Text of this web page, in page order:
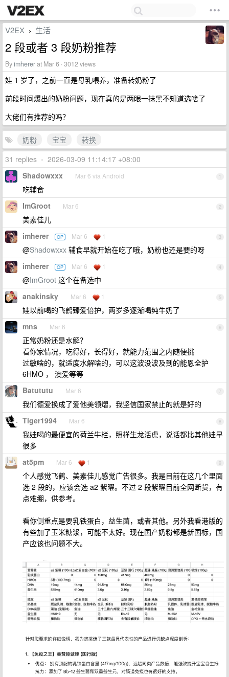
V2EX › 生活
2 段或者 3 段奶粉推荐
Byimhererat Mar 6 · 3012 views
娃 1 岁了，之前一直是母乳喂养，准备转奶粉了
前段时间爆出的奶粉问题，现在真的是两眼一抹黑不知道选啥了
大佬们有推荐的吗？
奶粉 宝宝
转换
31 replies • 2026-03-09 11:14:17 +08:00
1
Shadowxxx Mar 6 via Android
吃辅食
2
ImGroot Mar 6
美素佳儿
3
imherer OP Mar 6 1
@Shadowxxx 辅食早就开始在吃了哦，奶粉也还是要的呀
4
imherer OP Mar 6 1
@ImGroot 这个在备选中
5
anakinsky Mar 6 1
娃以前喝的飞鹤臻爱倍护，两岁多逐渐喝纯牛奶了
6
mns Mar 6
正常奶粉还是水解？
看你家情况，吃得好，长得好，就能力范围之内随便挑
过敏啥的，就适度水解啥的，可以这波没波及到的能恩全护
6HMO ， 澳爱等等
7
Batututu Mar 6
我们德爱换成了爱他美领熠，我坚信国家禁止的就是好的
8
Tiger1994 Mar 6
我娃喝的最便宜的荷兰牛栏，照样生龙活虎，说话都比其他娃早
很多
9
at5pm Mar 6 1
个人感觉飞鹤、美素佳儿感觉广告很多。我是目前在这几个里面
选 2 段的，应该会选 a2 紫曜。不过 2 段紫曜目前全网断货，有
点难绷，供参考。
看你侧重点是要乳铁蛋白，益生菌，或者其他。另外我看港版的
有些加了玉米糖浆，可能不太好。现在国产奶粉都是新国标，国
产应该也问题不大。